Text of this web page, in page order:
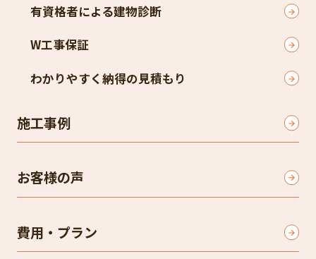
有資格者による建物診断
W工事保証
わかりやすく納得の見積もり
施工事例
お客様の声
費用・プラン